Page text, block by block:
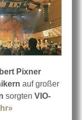
Pixner
auf großer
sorgten VIO-